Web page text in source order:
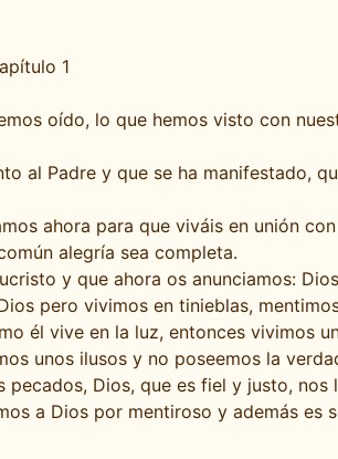
1
oído, lo que hemos visto con
al Padre y que se ha manifestado,
ahora para que viváis en unión
alegría sea completa.
y que ahora os anunciamos:
pero vivimos en tinieblas,
él vive en la luz, entonces vivimos
unos ilusos y no poseemos la
Dios, que es fiel y justo,
a Dios por mentiroso y además es